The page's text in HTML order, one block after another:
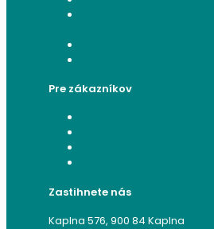
Pre zákazníkov
Zastihnete nás
Kaplna 576, 900 84 Kaplna